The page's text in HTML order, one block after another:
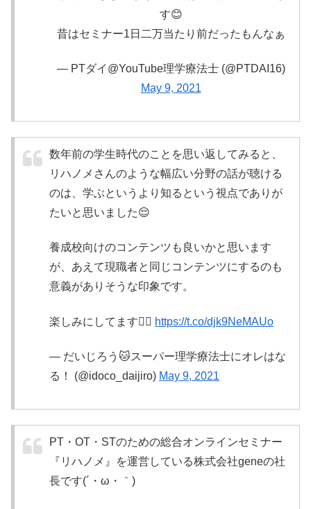
す😊
昔はセミナー1日二万当たり前だったもんなぁ
— PTダイ@YouTube理学療法士 (@PTDAI16)
May 9, 2021
数年前の学生時代のことを思い返してみると、
リハノメさんのような幅広い分野の話が聴ける
のは、学ぶというより知るという視点でありが
たいと思いました😌
養成校向けのコンテンツも良いかと思います
が、あえて現職者と同じコンテンツにするのも
意義がありそうな印象です。
楽しみにしてます🙇‍♂️ https://t.co/djk9NeMAUo
— だいじろう🐱スーパー理学療法士にオレはな
る！ (@idoco_daijiro) May 9, 2021
PT・OT・STのための総合オンラインセミナー
『リハノメ』を運営している株式会社geneの社
長です(´・ω・｀)